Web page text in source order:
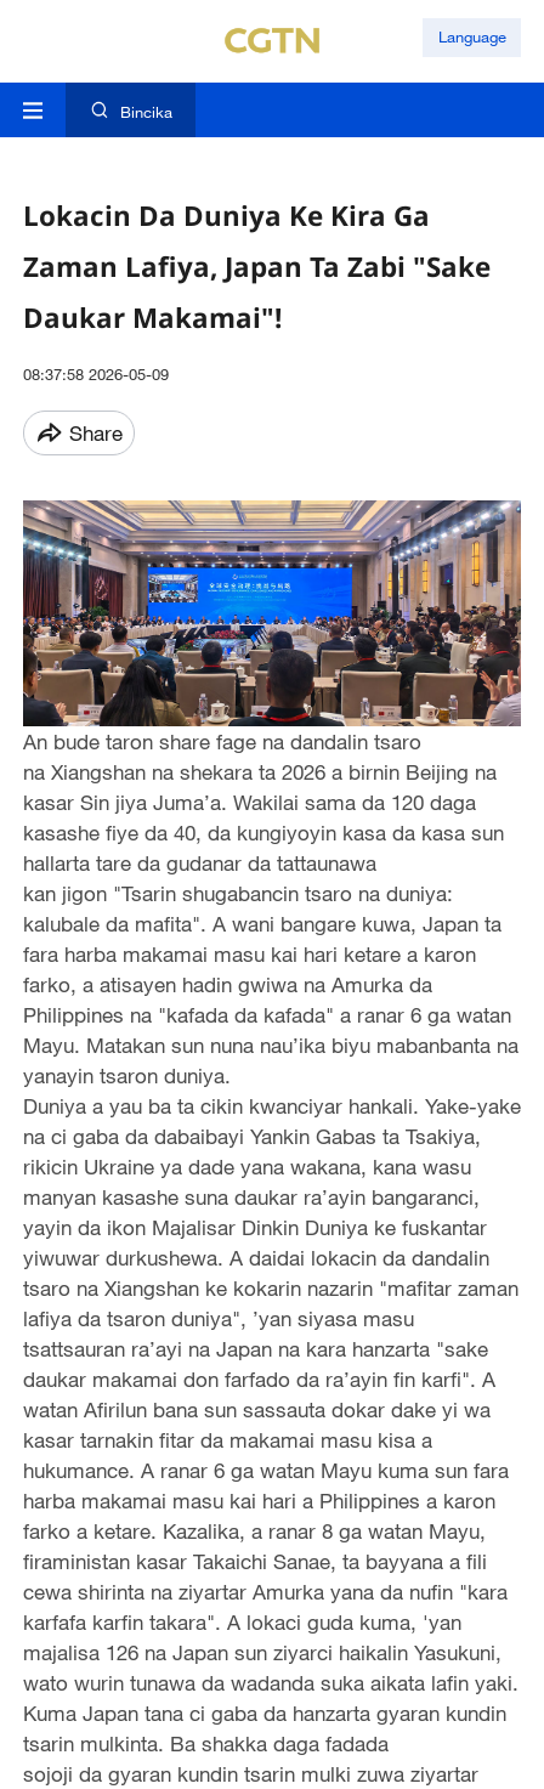
Language
Bincika
Lokacin Da Duniya Ke Kira Ga
Zaman Lafiya, Japan Ta Zabi "Sake
Daukar Makamai"!
08:37:58 2026-05-09
Share
An bude taron share fage na dandalin tsaro
na Xiangshan na shekara ta 2026 a birnin Beijing na
kasar Sin jiya Juma’a. Wakilai sama da 120 daga
kasashe fiye da 40, da kungiyoyin kasa da kasa sun
hallarta tare da gudanar da tattaunawa
kan jigon "Tsarin shugabancin tsaro na duniya:
kalubale da mafita". A wani bangare kuwa, Japan ta
fara harba makamai masu kai hari ketare a karon
farko, a atisayen hadin gwiwa na Amurka da
Philippines na "kafada da kafada" a ranar 6 ga watan
Mayu. Matakan sun nuna nau’ika biyu mabanbanta na
yanayin tsaron duniya.
Duniya a yau ba ta cikin kwanciyar hankali. Yake-yake
na ci gaba da dabaibayi Yankin Gabas ta Tsakiya,
rikicin Ukraine ya dade yana wakana, kana wasu
manyan kasashe suna daukar ra’ayin bangaranci,
yayin da ikon Majalisar Dinkin Duniya ke fuskantar
yiwuwar durkushewa. A daidai lokacin da dandalin
tsaro na Xiangshan ke kokarin nazarin "mafitar zaman
lafiya da tsaron duniya", ’yan siyasa masu
tsattsauran ra’ayi na Japan na kara hanzarta "sake
daukar makamai don farfado da ra’ayin fin karfi". A
watan Afirilun bana sun sassauta dokar dake yi wa
kasar tarnakin fitar da makamai masu kisa a
hukumance. A ranar 6 ga watan Mayu kuma sun fara
harba makamai masu kai hari a Philippines a karon
farko a ketare. Kazalika, a ranar 8 ga watan Mayu,
firaministan kasar Takaichi Sanae, ta bayyana a fili
cewa shirinta na ziyartar Amurka yana da nufin "kara
karfafa karfin takara". A lokaci guda kuma, 'yan
majalisa 126 na Japan sun ziyarci haikalin Yasukuni,
wato wurin tunawa da wadanda suka aikata lafin yaki.
Kuma Japan tana ci gaba da hanzarta gyaran kundin
tsarin mulkinta. Ba shakka daga fadada
sojoji da gyaran kundin tsarin mulki zuwa ziyartar